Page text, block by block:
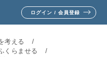
ログイン / 会員登録
考える
くらませる